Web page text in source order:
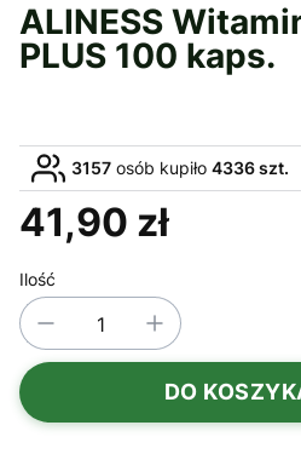
ALINESS
PLUS 100 kaps.
3157 osób kupiło 4336 szt.
Cena
41,90 zł
Ilość
DO